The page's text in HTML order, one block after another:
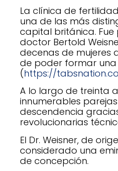
La clínica de
una de las más
capital británica.
doctor Bertold
decenas de mujeres
de poder formar una
(https://
A lo largo de treinta
innumerables
descendencia
revolucionarias
El Dr. Weisner, de
considerado una
de concepción.